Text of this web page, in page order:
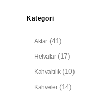
Kategori
Aktar (41)
Helvalar (17)
Kahvaltılık (10)
Kahveler (14)